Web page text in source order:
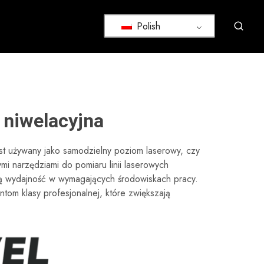
Polish
używany jako samodzielny poziom laserowy, czy
narzędziami do pomiaru linii laserowych
w wymagających środowiskach pracy.
klasy profesjonalnej, które zwiększają